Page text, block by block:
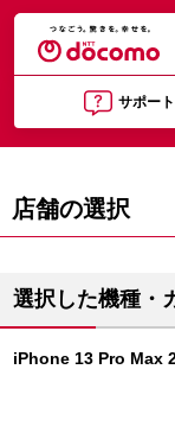
サポート
店舗の選択
選択した機種・
iPhone 13 Pro Max